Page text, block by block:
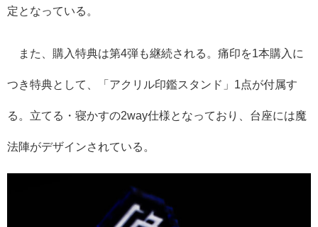
定となっている。
また、購入特典は第4弾も継続される。痛印を1本購入に
つき特典として、「アクリル印鑑スタンド」1点が付属す
る。立てる・寝かすの2way仕様となっており、台座には魔
法陣がデザインされている。